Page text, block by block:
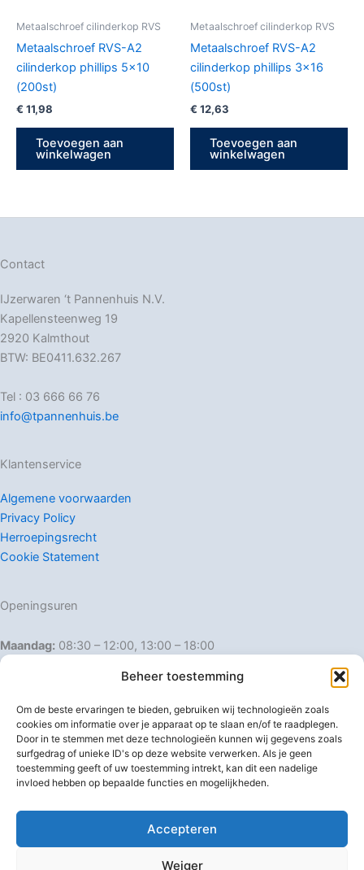
Beheer toestemming
Om de beste ervaringen te bieden, gebruiken wij technologieën zoals
cookies om informatie over je apparaat op te slaan en/of te raadplegen.
Door in te stemmen met deze technologieën kunnen wij gegevens zoals
surfgedrag of unieke ID's op deze website verwerken. Als je geen
toestemming geeft of uw toestemming intrekt, kan dit een nadelige
invloed hebben op bepaalde functies en mogelijkheden.
Accepteren
Weiger
Metaalschroef cilinderkop RVS
Metaalschroef RVS-A2
cilinderkop phillips 5×10
(200st)
€ 11,98
Toevoegen aan
winkelwagen
Metaalschroef cilinderkop RVS
Metaalschroef RVS-A2
cilinderkop phillips 3×16
(500st)
€ 12,63
Toevoegen aan
winkelwagen
Contact
IJzerwaren ‘t Pannenhuis N.V.
Kapellensteenweg 19
2920 Kalmthout
BTW: BE0411.632.267
Tel : 03 666 66 76
info@tpannenhuis.be
Klantenservice
Algemene voorwaarden
Privacy Policy
Herroepingsrecht
Cookie Statement
Openingsuren
Maandag: 08:30 – 12:00, 13:00 – 18:00
Dinsdag:
08:30 – 12:00, 13:00 – 18:00
Donderdag: 08:30 – 12:00, 13:00 – 18:00
Vrijdag: 08:30 – 12:00, 13:00 – 18:00
Zaterdag: 08:30 – 16:00
Zondag: Gesloten